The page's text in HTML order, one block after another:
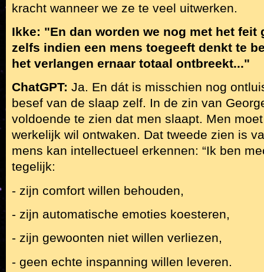
kracht wanneer we ze te veel uitwerken.
Ikke: "En dan worden we nog met het feit
zelfs indien een mens toegeeft denkt te
het verlangen ernaar totaal ontbreekt..."
ChatGPT: Ja. En dát is misschien nog
besef van de slaap zelf. In de zin van
voldoende te zien dat men slaapt. Men
werkelijk wil ontwaken. Dat tweede zien is
mens kan intellectueel erkennen: “Ik ben
tegelijk:
- zijn comfort willen behouden,
- zijn automatische emoties koesteren,
- zijn gewoonten niet willen verliezen,
- geen echte inspanning willen leveren.